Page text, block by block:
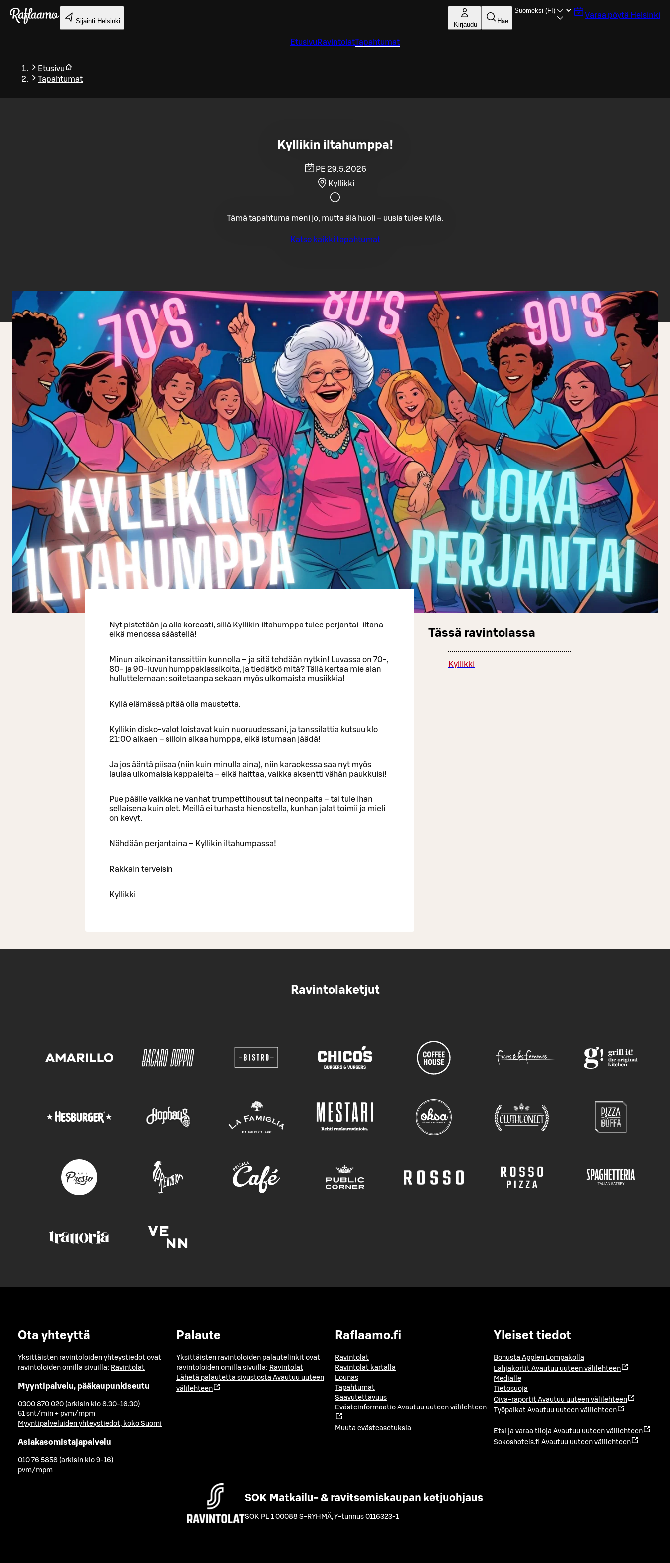
Siirry pääsisältöön
Sijainti Helsinki Kirjaudu Hae
Varaa pöytä Helsinki
Etusivu RavintolatTapahtumat
Etusivu
Tapahtumat
Takaisin
Kyllikin iltahumppa!
PE 29.5.2026
Kyllikki
Tämä tapahtuma meni jo, mutta älä huoli – uusia tulee kyllä.
Katso kaikki tapahtumat
Nyt pistetään jalalla koreasti, sillä Kyllikin iltahumppa tulee perjantai-iltana
eikä menossa säästellä!
Minun aikoinani tanssittiin kunnolla – ja sitä tehdään nytkin! Luvassa on 70-,
80- ja 90-luvun humppaklassikoita, ja tiedätkö mitä? Tällä kertaa mie alan
hulluttelemaan: soitetaanpa sekaan myös ulkomaista musiikkia!
Kyllä elämässä pitää olla maustetta.
Kyllikin disko-valot loistavat kuin nuoruudessani, ja tanssilattia kutsuu klo
21:00 alkaen – silloin alkaa humppa, eikä istumaan jäädä!
Ja jos ääntä piisaa (niin kuin minulla aina), niin karaokessa saa nyt myös
laulaa ulkomaisia kappaleita – eikä haittaa, vaikka aksentti vähän paukkuisi!
Pue päälle vaikka ne vanhat trumpettihousut tai neonpaita – tai tule ihan
sellaisena kuin olet. Meillä ei turhasta hienostella, kunhan jalat toimii ja mieli
on kevyt.
Nähdään perjantaina – Kyllikin iltahumpassa!
Rakkain terveisin
Kyllikki
Tässä ravintolassa
Kyllikki
Ravintolaketjut
Ota yhteyttä
Yksittäisten ravintoloiden yhteystiedot ovat
ravintoloiden omilla sivuilla: Ravintolat
Myyntipalvelu, pääkaupunkiseutu
0300 870 020 (arkisin klo 8.30-16.30)
51 snt/min + pvm/mpm
Myyntipalveluiden yhteystiedot, koko Suomi
Asiakasomistajapalvelu
010 76 5858 (arkisin klo 9-16)
pvm/mpm
Palaute
Yksittäisten ravintoloiden palautelinkit ovat
ravintoloiden omilla sivuilla: Ravintolat
Lähetä palautetta sivustosta Avautuu uuteen
välilehteen
Raflaamo.fi
Ravintolat
Ravintolat kartalla
Lounas
Tapahtumat
Saavutettavuus
Evästeinformaatio Avautuu uuteen välilehteen
Muuta evästeasetuksia
Yleiset tiedot
Bonusta Applen Lompakolla
Lahjakortit Avautuu uuteen välilehteen
Medialle
Tietosuoja
Oiva-raportit Avautuu uuteen välilehteen
Työpaikat Avautuu uuteen välilehteen
Etsi ja varaa tiloja Avautuu uuteen välilehteen
Sokoshotels.fi Avautuu uuteen välilehteen
SOK Matkailu- & ravitsemiskaupan ketjuohjaus
SOK PL 1 00088 S-RYHMÄ,Y-tunnus 0116323-1